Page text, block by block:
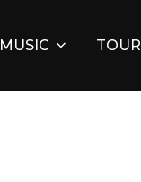
MUSIC TOUR